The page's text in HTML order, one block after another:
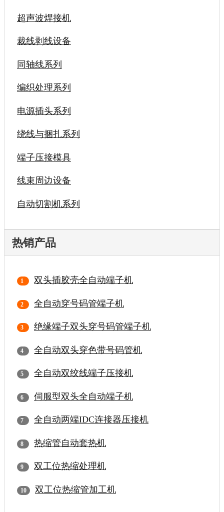
超声波焊接机
裁线剥线设备
同轴线系列
编织处理系列
电源插头系列
绕线与捆扎系列
端子压接模具
线束周边设备
自动切割机系列
热销产品
双头插胶壳全自动端子机
全自动穿号码管端子机
绝缘端子双头穿号码管端子机
全自动双头穿色带号码管机
全自动双绞线端子压接机
伺服型双头全自动端子机
全自动两端IDC连接器压接机
热缩管自动套热机
双工位热缩处理机
双工位热缩管加工机